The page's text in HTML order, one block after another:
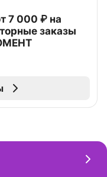
7 000 ₽ на
заказы